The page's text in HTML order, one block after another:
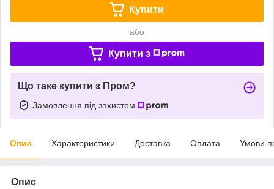
Купити
або
Купити з
Що таке купити з Пром?
Замовлення під захистом
Опис Характеристики Доставка Оплата Умови
Опис